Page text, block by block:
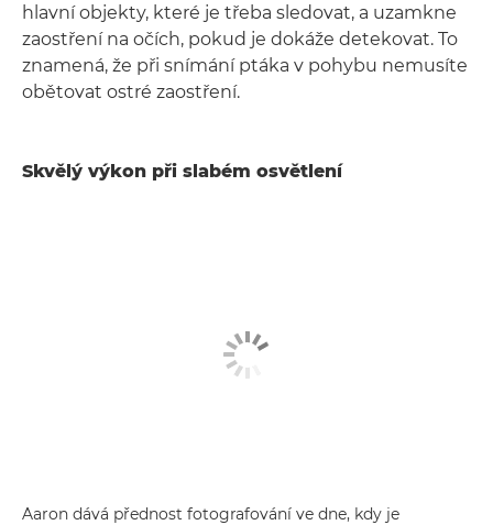
hlavní objekty, které je třeba sledovat, a uzamkne
zaostření na očích, pokud je dokáže detekovat. To
znamená, že při snímání ptáka v pohybu nemusíte
obětovat ostré zaostření.
Skvělý výkon při slabém osvětlení
Aaron dává přednost fotografování ve dne, kdy je